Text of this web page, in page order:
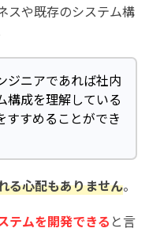
スや既存のシステム構
ジニアであれば社内
構成を理解している
すすめることができ
る心配もありません。
テムを開発できる と言